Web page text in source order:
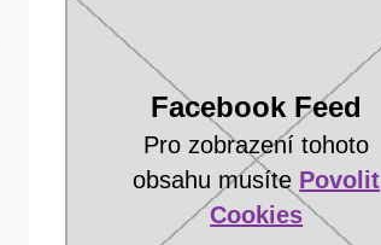
Facebook Feed
Pro zobrazení tohoto
obsahu musíte Povolit
Cookies